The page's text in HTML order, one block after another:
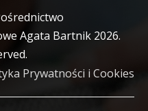
Agata Bartnik 2026.
Prywatności i Cookies